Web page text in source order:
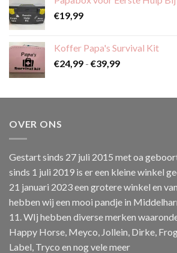
€59,99
€19,99
Koffer Papa's Survival Kit
€24,99 - €39,99Prijsklasse:
€39,99
OVER ONS
Gestart sinds 27 juli 2015 met oa
sinds 1 juli 2019 is er een kleine winkel
21 januari 2023 een grotere winkel en
hebben wij een mooi pandje in
11. WIj hebben diverse merken
Happy Horse, Meyco, Jollein, Dirke,
Label, Tryco en nog vele meer